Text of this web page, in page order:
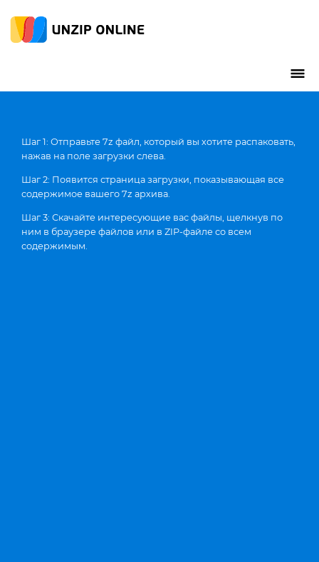
Шаг 1: Отправьте 7z файл, который вы хотите распаковать,
нажав на поле загрузки слева.
Шаг 2: Появится страница загрузки, показывающая все
содержимое вашего 7z архива.
Шаг 3: Скачайте интересующие вас файлы, щелкнув по
ним в браузере файлов или в ZIP-файле со всем
содержимым.